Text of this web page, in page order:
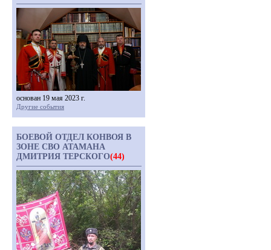
основан 19 мая 2023 г.
Другие события
БОЕВОЙ ОТДЕЛ КОНВОЯ В
ЗОНЕ СВО АТАМАНА
ДМИТРИЯ ТЕРСКОГО(44)